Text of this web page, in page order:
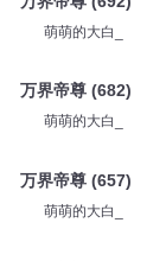
萌萌的大白_
万界帝尊 (682)
萌萌的大白_
万界帝尊 (657)
萌萌的大白_